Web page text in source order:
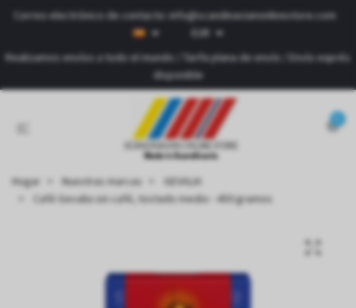
Correo electrónico de contacto: info@scandinavianonlinestore.com
EUR
Realizamos envíos a todo el mundo / Tarifa plana de envío / Envío exprés
disponible
Hogar Nuestras marcas
GEVALIA
Café Gevalia sin café, tostado medio - 450 gramos